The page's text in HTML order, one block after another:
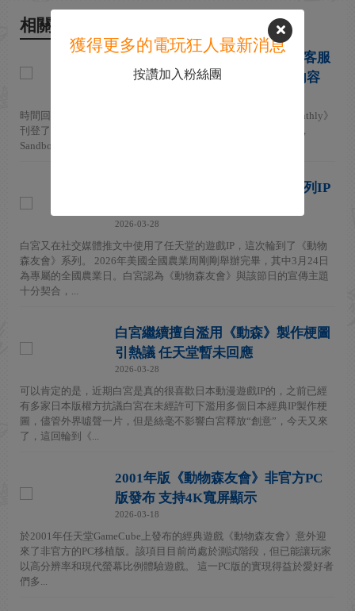
相關新聞
初代《動物森友會》曾讓任天堂客服
熱線炸鍋 家長投訴遊戲有不雅內容
時間回溯到2004年8月，美國遊戲雜誌《Electronic Gaming Monthly》
刊登了一篇對前任天堂客服顧問Rick Sandbom的專訪。採訪中，
Sandbom分享了一個相當好笑的“接電...
白宮再次使用《動物森友會》系列IP
2026-03-28
白宮又在社交媒體推文中使用了任天堂的遊戲IP，這次輪到了《動物
森友會》系列。 2026年美國全國農業周剛剛舉辦完畢，其中3月24日
為專屬的全國農業日。白宮認為《動物森友會》與該節日的宣傳主題
十分契合，...
白宮繼續擅自濫用《動森》製作梗圖
引熱議 任天堂暫未回應
2026-03-28
可以肯定的是，近期白宮是真的很喜歡日本動漫遊戲IP的，之前已經
有多家日本版權方抗議白宮在未經許可下濫用多個日本經典IP製作梗
圖，儘管外界噓聲一片，但是絲毫不影響白宮釋放“創意”，今天又來
了，這回輪到《...
2001年版《動物森友會》非官方PC
版發布 支持4K寬屏顯示
2026-03-18
於2001年任天堂GameCube上發布的經典遊戲《動物森友會》意外迎
來了非官方的PC移植版。該項目目前尚處於測試階段，但已能讓玩家
以高分辨率和現代螢幕比例體驗遊戲。 這一PC版的實現得益於愛好者
們多...
獲得更多的電玩狂人最新消息
按讚加入粉絲團